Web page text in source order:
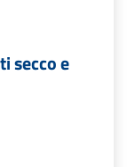
secco e